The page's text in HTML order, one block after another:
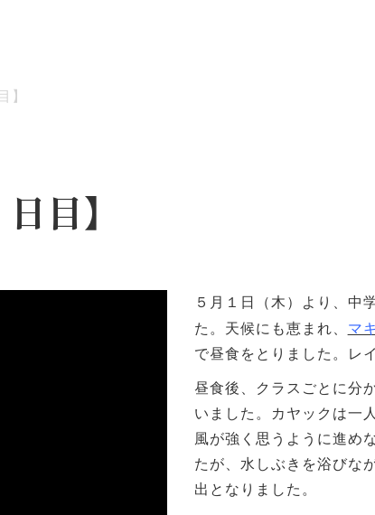
ジ 泉ヶ丘校のめざす教育
目】
５月１日（木）より、中
た。天候にも恵まれ、 マ
で昼食をとりました。レ
昼食後、クラスごとに分
いました。カヤックは一
風が強く思うように進め
たが、水しぶきを浴びな
出となりました。